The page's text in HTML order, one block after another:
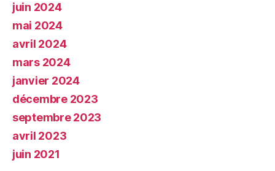
juin 2024
mai 2024
avril 2024
mars 2024
janvier 2024
décembre 2023
septembre 2023
avril 2023
juin 2021